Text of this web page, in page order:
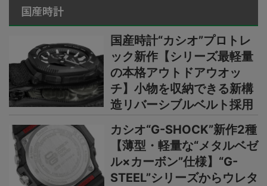
国産時計
国産時計“カシオ”プロトレ
ック新作【シリーズ最軽量
の本格アウトドアウオッ
チ】小物を収納できる新構
造リバーシブルベルト採用
カシオ“G-SHOCK”新作2種
【薄型・軽量な“メタルベゼ
ル×カーボン”仕様】“G-
STEEL”シリーズからウレタ